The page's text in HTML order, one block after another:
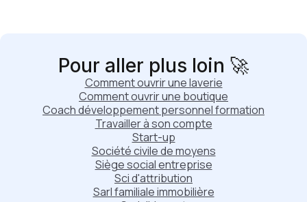
Pour aller plus loin 🚀
Comment ouvrir une laverie
Comment ouvrir une boutique
Coach développement personnel formation
Travailler à son compte
Start-up
Société civile de moyens
Siège social entreprise
Sci d'attribution
Sarl familiale immobilière